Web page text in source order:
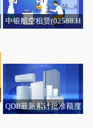
中银航空租赁(02588.H
创历史新高
元/吨
QDII最新累计批准额度